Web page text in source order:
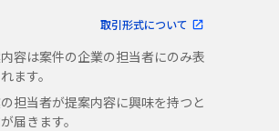
取引形式について
容は案件の企業の担当者にのみ表
ます。
担当者が提案内容に興味を持つと
届きます。